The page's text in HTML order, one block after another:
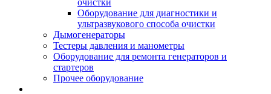
очистки
Оборудование для диагностики и
ультразвукового способа очистки
Дымогенераторы
Тестеры давления и манометры
Оборудование для ремонта генераторов и
стартеров
Прочее оборудование